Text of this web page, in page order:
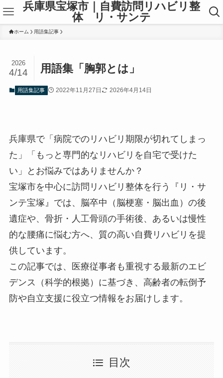
兵庫県宝塚市｜自費訪問リハビリ整
体 リ・サンテ
ホーム 用語集記事
用語集「胸郭とは」
2026
4/14
用語集記事 2022年11月27日 2026年4月14日
兵庫県で「病院でのリハビリ期限が切れてしまっ
た」「もっと専門的なリハビリを自宅で受けた
い」とお悩みではありませんか？
宝塚市を中心に訪問リハビリ整体を行う『リ・サ
ンテ宝塚』では、脳卒中（脳梗塞・脳出血）の後
遺症や、骨折・人工骨頭の手術後、あるいは慢性
的な腰痛に悩む方へ、質の高い自費リハビリを提
供しています。
この記事では、医療従事者も重視する最新のエビ
デンス（科学的根拠）に基づき、高齢者の転倒予
防や自立支援に役立つ情報をお届けします。
目次